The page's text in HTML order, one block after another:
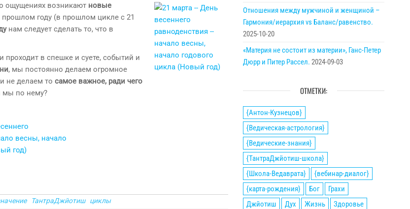
ощущениях возникают новые
году (в прошлом цикле с 21
нам следует сделать то, что в
в спешке и суете, событий и
, мы постоянно делаем огромное
не делаем то самое важное, ради чего
мы по нему?
ТантраДжйотиш циклы
Отношения между мужчиной и женщиной –
Гармония/иерархия vs Баланс/равенство.
2025-10-20
«Материя не состоит из материи», Ганс-Петер
Дюрр и Питер Рассел. 2024-09-03
ОТМЕТКИ:
{Антон-Кузнецов}
{Ведическая-астрология}
{Ведические-знания}
{ТантраДжйотиш-школа}
{Школа-Ведаврата}
{вебинар-диалог}
{карта-рождения}
Бог
Грахи
Джйотиш
Дух Жизнь
Здоровье